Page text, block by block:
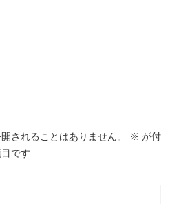
されることはありません。 ※ が付
です